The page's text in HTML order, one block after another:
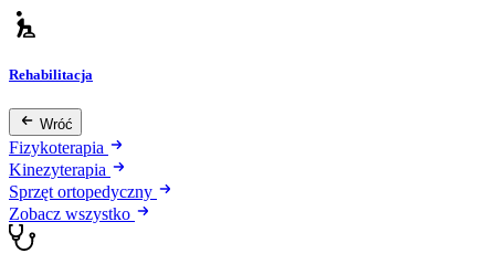
Rehabilitacja
Wróć
Fizykoterapia
Kinezyterapia
Sprzęt ortopedyczny
Zobacz wszystko